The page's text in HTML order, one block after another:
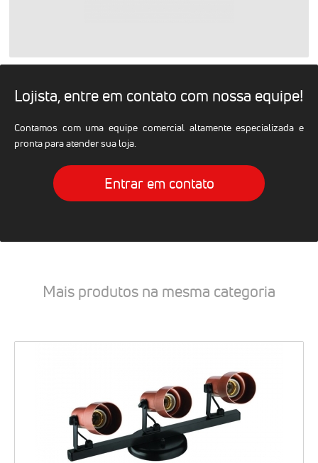
Lojista, entre em contato com nossa equipe!
Contamos com uma equipe comercial altamente especializada e
pronta para atender sua loja.
Entrar em contato
Mais produtos na mesma categoria